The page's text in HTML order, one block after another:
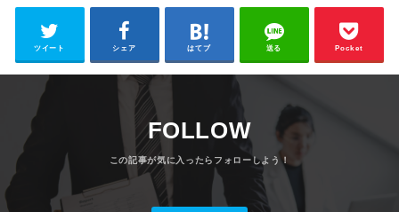
ツイート シェア はてブ 送る Pocket
FOLLOW